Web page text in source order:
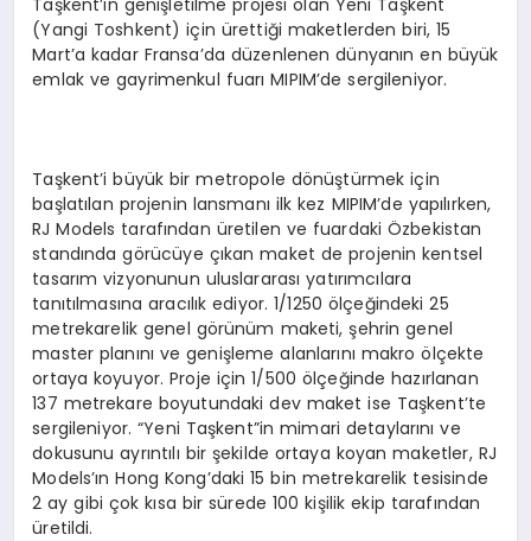
(Yangi Toshkent) için ürettiği maketlerden biri, 15
Mart’a kadar Fransa’da düzenlenen dünyanın en büyük
emlak ve gayrimenkul fuarı MIPIM’de sergileniyor.
Taşkent’i büyük bir metropole dönüştürmek için
başlatılan projenin lansmanı ilk kez MIPIM’de yapılırken,
RJ Models tarafından üretilen ve fuardaki Özbekistan
standında görücüye çıkan maket de projenin kentsel
tasarım vizyonunun uluslararası yatırımcılara
tanıtılmasına aracılık ediyor. 1/1250 ölçeğindeki 25
metrekarelik genel görünüm maketi, şehrin genel
master planını ve genişleme alanlarını makro ölçekte
ortaya koyuyor. Proje için 1/500 ölçeğinde hazırlanan
137 metrekare boyutundaki dev maket ise Taşkent’te
sergileniyor. “Yeni Taşkent”in mimari detaylarını ve
dokusunu ayrıntılı bir şekilde ortaya koyan maketler, RJ
Models’ın Hong Kong’daki 15 bin metrekarelik tesisinde
2 ay gibi çok kısa bir sürede 100 kişilik ekip tarafından
üretildi.